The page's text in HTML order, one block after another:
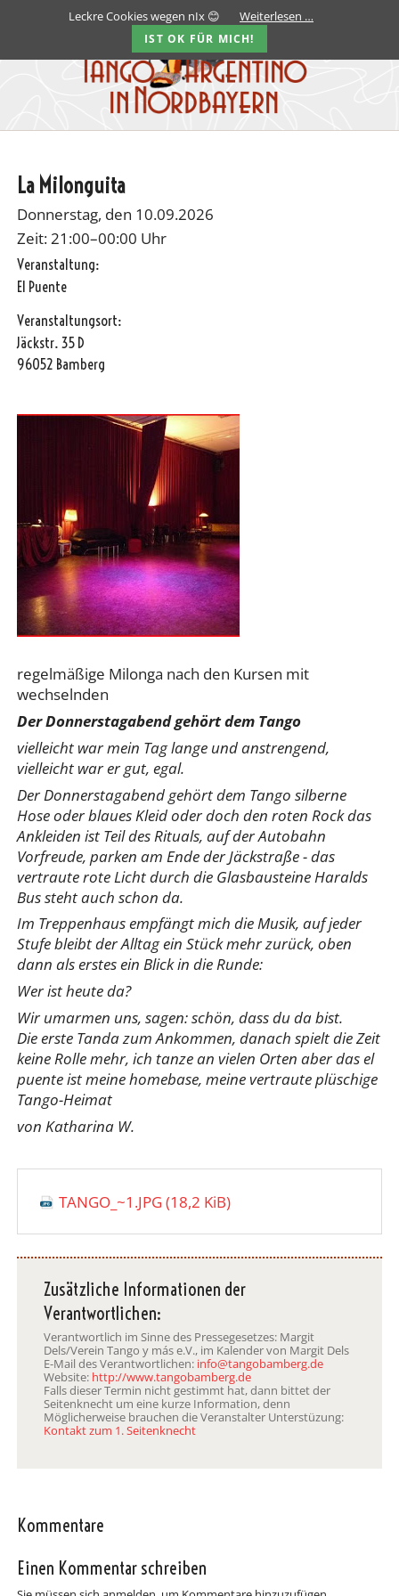
La Milonguita
Donnerstag, den 10.09.2026
Zeit: 21:00–00:00 Uhr
Veranstaltung:
El Puente
Veranstaltungsort:
Jäckstr. 35 D
96052 Bamberg
regelmäßige Milonga nach den Kursen mit
wechselnden
​Der Donnerstagabend gehört dem Tango
vielleicht war mein Tag lange und anstrengend,
vielleicht war er gut, egal.
Der Donnerstagabend gehört dem Tango silberne
Hose oder blaues Kleid oder doch den roten Rock das
Ankleiden ist Teil des Rituals, auf der Autobahn
Vorfreude, parken am Ende der Jäckstraße - das
vertraute rote Licht durch die Glasbausteine Haralds
Bus steht auch schon da.
Im Treppenhaus empfängt mich die Musik, auf jeder
Stufe bleibt der Alltag ein Stück mehr zurück, oben
dann als erstes ein Blick in die Runde:
Wer ist heute da?
Wir umarmen uns, sagen: schön, dass du da bist.
Die erste Tanda zum Ankommen, danach spielt die Zeit
keine Rolle mehr, ich tanze an vielen Orten aber das el
puente ist meine homebase, meine vertraute plüschige
Tango-Heimat
von Katharina W.
TANGO_~1.JPG(18,2 KiB)
Zusätzliche Informationen der
Verantwortlichen:
Verantwortlich im Sinne des Pressegesetzes: Margit
Dels/Verein Tango y más e.V., im Kalender von Margit Dels
E-Mail des Verantwortlichen: info@tangobamberg.de
Website: http://www.tangobamberg.de
Falls dieser Termin nicht gestimmt hat, dann bittet der
Seitenknecht um eine kurze Information, denn
Möglicherweise brauchen die Veranstalter Unterstüzung:
Kontakt zum 1. Seitenknecht
Kommentare
Einen Kommentar schreiben
Leckre Cookies wegen nIx 😊 Weiterlesen …
IST OK FÜR MICH!